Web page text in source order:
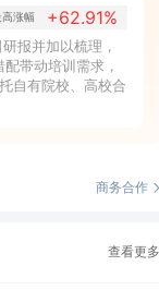
涨幅 +62.91%
报并加以梳理，
带动培训需求，
自有院校、高校合
商务合作
查看更多